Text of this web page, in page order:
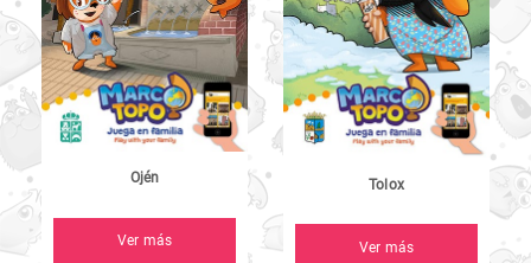
Ojén
Ver más
Tolox
Ver más